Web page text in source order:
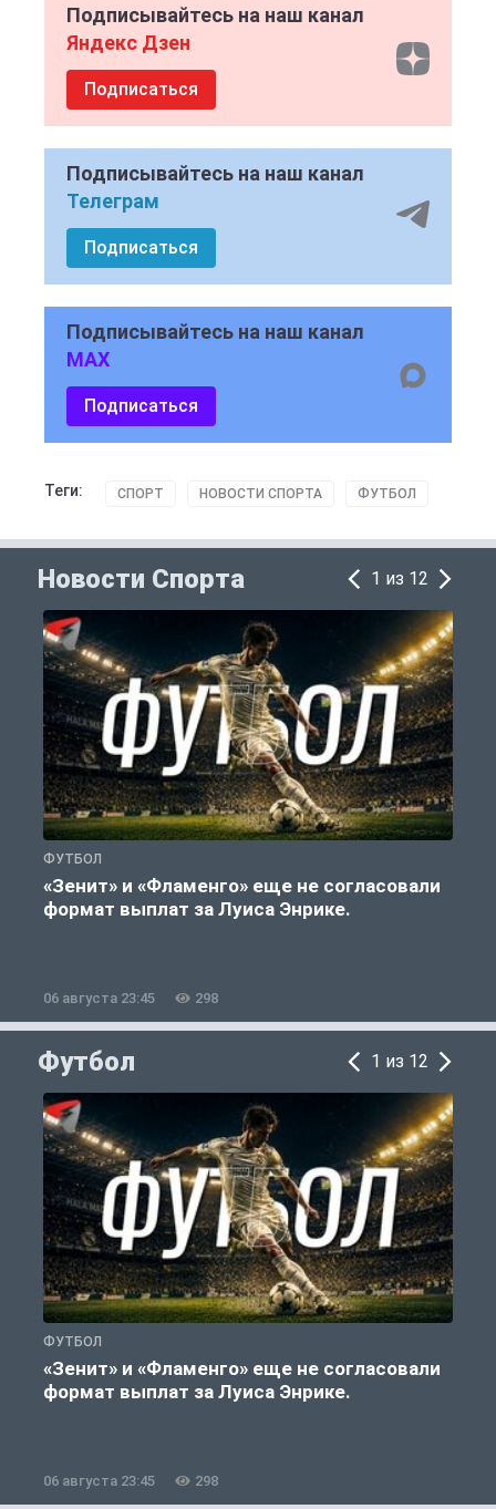
Подписывайтесь на наш канал
Яндекс Дзен
Подписаться
Подписывайтесь на наш канал
Телеграм
Подписаться
Подписывайтесь на наш канал
MAX
Подписаться
Теги: СПОРТ НОВОСТИ СПОРТА ФУТБОЛ
Новости Спорта 1 из 12
ФУТБОЛ
«Зенит» и «Фламенго» еще не согласовали
формат выплат за Луиса Энрике.
06 августа 23:45 298
Футбол 1 из 12
ФУТБОЛ
«Зенит» и «Фламенго» еще не согласовали
формат выплат за Луиса Энрике.
06 августа 23:45 298